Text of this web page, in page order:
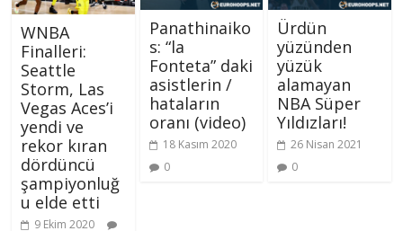
WNBA
Finalleri:
Seattle
Storm, Las
Vegas Aces’i
yendi ve
rekor kıran
dördüncü
şampiyonluğ
u elde etti
9 Ekim 2020
Panathinaiko
s: “la
Fonteta” daki
asistlerin /
hataların
oranı (video)
18 Kasım 2020
0
Ürdün
yüzünden
yüzük
alamayan
NBA Süper
Yıldızları!
26 Nisan 2021
0